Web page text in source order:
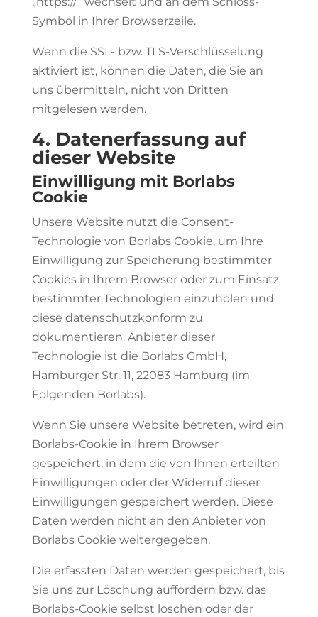
Symbol in Ihrer Browserzeile.
Wenn die SSL- bzw. TLS-Verschlüsselung
aktiviert ist, können die Daten, die Sie an
uns übermitteln, nicht von Dritten
mitgelesen werden.
4. Datenerfassung auf
dieser Website
Einwilligung mit Borlabs
Cookie
Unsere Website nutzt die Consent-
Technologie von Borlabs Cookie, um Ihre
Einwilligung zur Speicherung bestimmter
Cookies in Ihrem Browser oder zum Einsatz
bestimmter Technologien einzuholen und
diese datenschutzkonform zu
dokumentieren. Anbieter dieser
Technologie ist die Borlabs GmbH,
Hamburger Str. 11, 22083 Hamburg (im
Folgenden Borlabs).
Wenn Sie unsere Website betreten, wird ein
Borlabs-Cookie in Ihrem Browser
gespeichert, in dem die von Ihnen erteilten
Einwilligungen oder der Widerruf dieser
Einwilligungen gespeichert werden. Diese
Daten werden nicht an den Anbieter von
Borlabs Cookie weitergegeben.
Die erfassten Daten werden gespeichert, bis
Sie uns zur Löschung auffordern bzw. das
Borlabs-Cookie selbst löschen oder der